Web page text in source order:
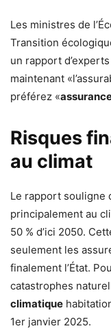
Les ministres de
Transition
un rapport
maintenant
préférez «
Risques
au climat
Le rapport souligne
principalement au
50 % d’ici 2050.
seulement les
finalement l’État.
catastrophes
climatique
1er janvier 2025.